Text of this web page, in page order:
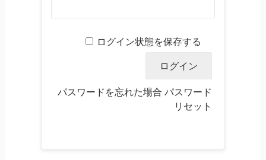
ログイン状態を保存する
パスワードを忘れた場合 パスワード
リセット